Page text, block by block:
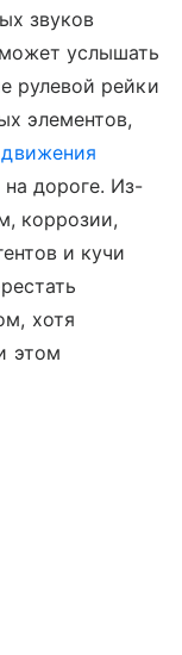
звуков
услышать
рулевой рейки
элементов,
движения
дороге. Из-
коррозии,
и кучи
хотя
этом